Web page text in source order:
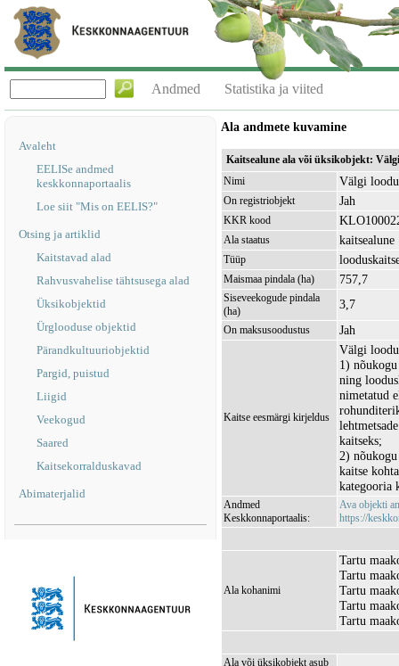
Andmed Statistika ja viited
Avaleht
EELISe andmed
keskkonnaportaalis
Loe siit "Mis on EELIS?"
Otsing ja artiklid
Kaitstavad alad
Rahvusvahelise tähtsusega alad
Üksikobjektid
Ürglooduse objektid
Pärandkultuuriobjektid
Pargid, puistud
Liigid
Veekogud
Saared
Kaitsekorralduskavad
Abimaterjalid
Ala andmete kuvamine
Kaitsealune ala või üksikobjekt:
Nimi
Välgi
On registriobjekt Jah
KKR kood
Ala staatus kaitsealune
Tüüp
Maismaa pindala (ha) 757,7
Siseveekogude pindala
(ha)
3,7
On maksusoodustus Jah
Kaitse eesmärgi kirjeldus
Välgi
1)
ning
nimetatud
kaitseks;
2)
kaitse
kategooria
Andmed
Keskkonnaportaalis:
Ava objekti
https://
Ala kohanimi
Tartu
Tartu
Tartu
Tartu
Tartu
Ala või üksikobjekt asub